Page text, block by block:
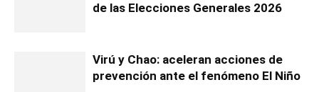
de las Elecciones Generales 2026
Virú y Chao: aceleran acciones de
prevención ante el fenómeno El Niño